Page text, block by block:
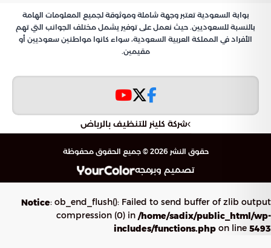
بوابة السعودية تعتبر وجهة شاملة وموثوقة لجميع المعلومات الهامة
بالنسبة للسعوديين. حيث نعمل على توفير يشمل مختلف الجوانب التي تهم
الأفراد في المملكة العربية السعودية، سواء كانوا مواطنين سعوديين أو
مقيمين.
شركة كلينر للتنظيف بالرياض
حقوق النشر 2026 © جميع الحقوق محفوظة
تصميم وبرمجه
Notice: ob_end_flush(): Failed to send buffer of zlib output
compression (0) in /home/sadix/public_html/wp-
includes/functions.php on line 5493